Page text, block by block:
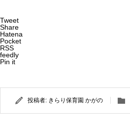
Tweet
Share
Hatena
Pocket
RSS
feedly
Pin it
投稿者: きらり保育園 かがの